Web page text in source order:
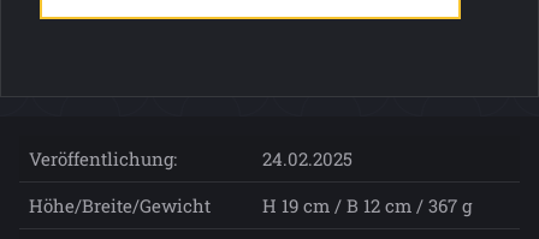
Veröffentlichung:
24.02.2025
Höhe/Breite/Gewicht
H 19 cm / B 12 cm / 367 g